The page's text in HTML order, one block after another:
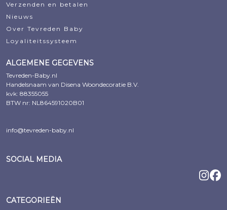
Verzenden en betalen
Nieuws
Over Tevreden Baby
Loyaliteitssysteem
ALGEMENE GEGEVENS
Tevreden-Baby.nl
Handelsnaam van Disena Woondecoratie B.V.
kvk: 88355055
BTW nr: NL864591020B01
info@tevreden-baby.nl
SOCIAL MEDIA
CATEGORIEËN